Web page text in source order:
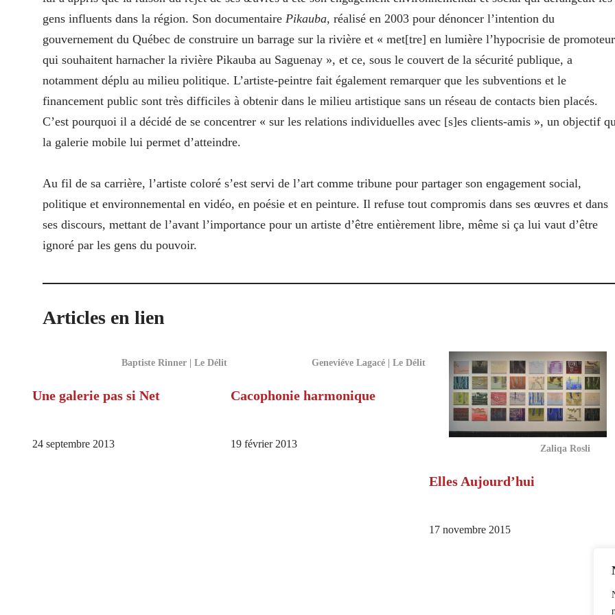
gens influents dans la région. Son documentaire Pikauba, réalisé en 2003 pour dénoncer l’intention du
gouvernement du Québec de construire un barrage sur la rivière et « met[tre] en lumière l’hypocrisie de
qui souhaitent harnacher la rivière Pikauba au Saguenay », et ce, sous le couvert de la sécurité publique, a
notamment déplu au milieu politique. L’artiste-peintre fait également remarquer que les subventions et le
financement public sont très difficiles à obtenir dans le milieu artistique sans un réseau de contacts bien placés.
C’est pourquoi il a décidé de se concentrer « sur les relations individuelles avec [s]es clients-amis », un objectif
la galerie mobile lui permet d’atteindre.
Au fil de sa carrière, l’artiste coloré s’est servi de l’art comme tribune pour partager son engagement social,
politique et environnemental en vidéo, en poésie et en peinture. Il refuse tout compromis dans ses œuvres et dans
ses discours, mettant de l’avant l’importance pour un artiste d’être entièrement libre, même si ça lui vaut d’être
ignoré par les gens du pouvoir.
Articles en lien
Baptiste Rinner | Le Délit
Une galerie pas si Net
24 septembre 2013
Geneviéve Lagacé | Le Délit
Cacophonie harmonique
19 février 2013 Zaliqa Rosli
Elles Aujourd’hui
17 novembre 2015